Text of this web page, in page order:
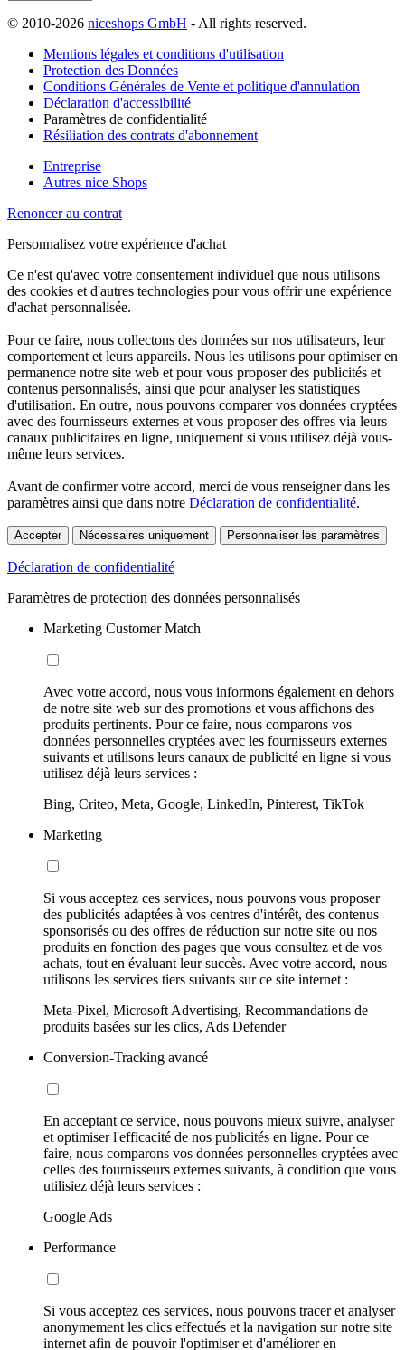
© 2010-2026 niceshops GmbH - All rights reserved.
Mentions légales et conditions d'utilisation
Protection des Données
Conditions Générales de Vente et politique d'annulation
Déclaration d'accessibilité
Paramètres de confidentialité
Résiliation des contrats d'abonnement
Entreprise
Autres nice Shops
Renoncer au contrat
Personnalisez votre expérience d'achat
Ce n'est qu'avec votre consentement individuel que nous utilisons
des cookies et d'autres technologies pour vous offrir une expérience
d'achat personnalisée.
Pour ce faire, nous collectons des données sur nos utilisateurs, leur
comportement et leurs appareils. Nous les utilisons pour optimiser en
permanence notre site web et pour vous proposer des publicités et
contenus personnalisés, ainsi que pour analyser les statistiques
d'utilisation. En outre, nous pouvons comparer vos données cryptées
avec des fournisseurs externes et vous proposer des offres via leurs
canaux publicitaires en ligne, uniquement si vous utilisez déjà vous-
même leurs services.
Avant de confirmer votre accord, merci de vous renseigner dans les
paramètres ainsi que dans notre Déclaration de confidentialité.
Accepter Nécessaires uniquement Personnaliser les paramètres
Déclaration de confidentialité
Paramètres de protection des données personnalisés
Marketing Customer Match
Avec votre accord, nous vous informons également en dehors
de notre site web sur des promotions et vous affichons des
produits pertinents. Pour ce faire, nous comparons vos
données personnelles cryptées avec les fournisseurs externes
suivants et utilisons leurs canaux de publicité en ligne si vous
utilisez déjà leurs services :
Bing, Criteo, Meta, Google, LinkedIn, Pinterest, TikTok
Marketing
Si vous acceptez ces services, nous pouvons vous proposer
des publicités adaptées à vos centres d'intérêt, des contenus
sponsorisés ou des offres de réduction sur notre site ou nos
produits en fonction des pages que vous consultez et de vos
achats, tout en évaluant leur succès. Avec votre accord, nous
utilisons les services tiers suivants sur ce site internet :
Meta-Pixel, Microsoft Advertising, Recommandations de
produits basées sur les clics, Ads Defender
Conversion-Tracking avancé
En acceptant ce service, nous pouvons mieux suivre, analyser
et optimiser l'efficacité de nos publicités en ligne. Pour ce
faire, nous comparons vos données personnelles cryptées avec
celles des fournisseurs externes suivants, à condition que vous
utilisiez déjà leurs services :
Google Ads
Performance
Si vous acceptez ces services, nous pouvons tracer et analyser
anonymement les clics effectués et la navigation sur notre site
internet afin de pouvoir l'optimiser et d'améliorer en